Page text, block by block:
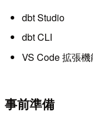
dbt Studio
dbt CLI
VS Code 拡張
事前準備